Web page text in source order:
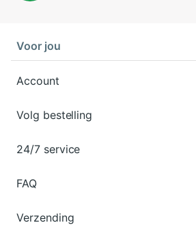
Voor jou
Account
Volg bestelling
24/7 service
FAQ
Verzending